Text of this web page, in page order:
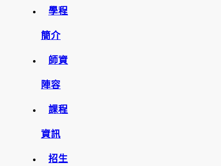
學程
簡介
師資
陣容
課程
資訊
招生